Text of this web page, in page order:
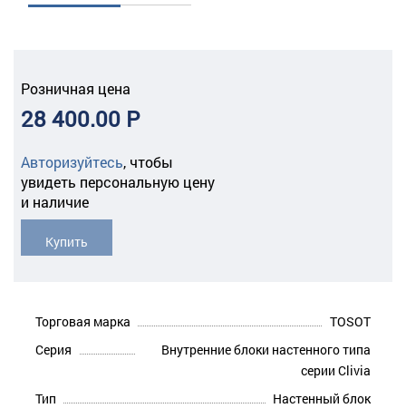
Розничная цена
28 400.00 Р
Авторизуйтесь, чтобы
увидеть персональную цену
и наличие
Купить
Торговая марка
TOSOT
Серия
Внутренние блоки настенного типа
серии Clivia
Тип
Настенный блок